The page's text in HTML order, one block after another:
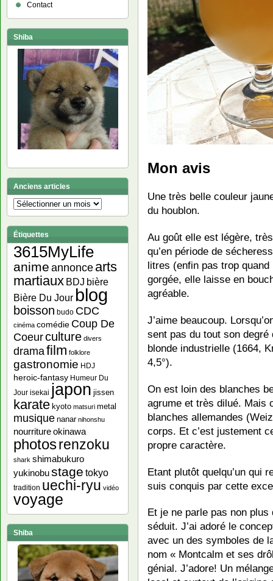
Mon avis
Une très belle couleur
du houblon.
Au goût elle est légère,
qu’en période de
litres (enfin pas trop
gorgée, elle laisse en
agréable.
J’aime beaucoup.
sent pas du tout son degré
blonde industrielle (1664,
4,5°).
On est loin des blanches
agrume et très dilué. Mais
blanches allemandes
corps. Et c’est justement
propre caractère.
Etant plutôt quelqu’un qui
suis conquis par cette
Et je ne parle pas non plus
séduit. J’ai adoré le
avec un des symboles de
nom « Montcalm et ses
génial. J’adore! Un
Contact
Shiba
Anciens articles
Anciens
articles
Étiquettes
3615MyLife
anime annonce arts
martiaux BDJ bière
Bière Du Jour blog
boisson budo CDC
cinéma comédie Coup De
Coeurculture divers
dramafilm folklore
gastronomie HDJ
heroic-fantasy Humeur Du
Jour isekai japon jissen
karate kyoto matsuri metal
musique nanar nihonshu
nourritureokinawa
photosrenzoku
shark shimabukuro
yukinobustage tokyo
tradition uechi-ryu vidéo
voyage
Shiba